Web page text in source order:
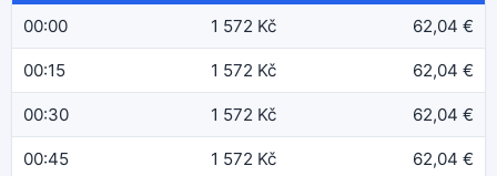
00:00 1 572 Kč 62,04 €
00:15 1 572 Kč 62,04 €
00:30 1 572 Kč 62,04 €
00:45 1 572 Kč 62,04 €